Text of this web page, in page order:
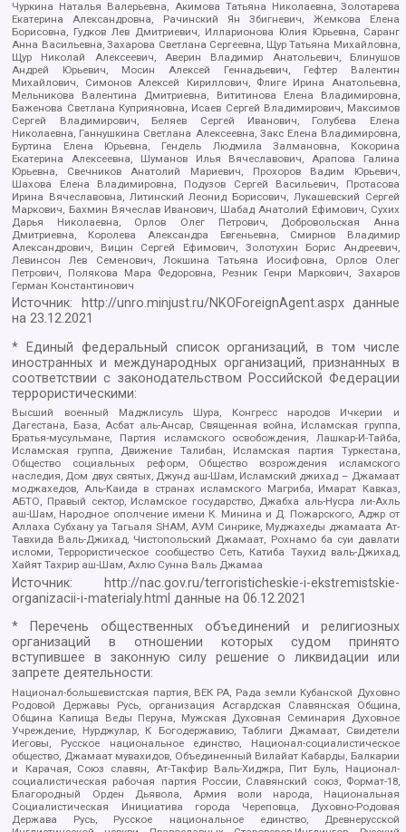
Чуркина Наталья Валерьевна, Акимова Татьяна Николаевна, Золотарева
Екатерина Александровна, Рачинский Ян Збигневич, Жемкова Елена
Борисовна, Гудков Лев Дмитриевич, Илларионова Юлия Юрьевна, Саранг
Анна Васильевна, Захарова Светлана Сергеевна, Щур Татьяна Михайловна,
Щур Николай Алексеевич, Аверин Владимир Анатольевич, Блинушов
Андрей Юрьевич, Мосин Алексей Геннадьевич, Гефтер Валентин
Михайлович, Симонов Алексей Кириллович, Флиге Ирина Анатольевна,
Мельникова Валентина Дмитриевна, Вититинова Елена Владимировна,
Баженова Светлана Куприяновна, Исаев Сергей Владимирович, Максимов
Сергей Владимирович, Беляев Сергей Иванович, Голубева Елена
Николаевна, Ганнушкина Светлана Алексеевна, Закс Елена Владимировна,
Буртина Елена Юрьевна, Гендель Людмила Залмановна, Кокорина
Екатерина Алексеевна, Шуманов Илья Вячеславович, Арапова Галина
Юрьевна, Свечников Анатолий Мариевич, Прохоров Вадим Юрьевич,
Шахова Елена Владимировна, Подузов Сергей Васильевич, Протасова
Ирина Вячеславовна, Литинский Леонид Борисович, Лукашевский Сергей
Маркович, Бахмин Вячеслав Иванович, Шабад Анатолий Ефимович, Сухих
Дарья Николаевна, Орлов Олег Петрович, Добровольская Анна
Дмитриевна, Королева Александра Евгеньевна, Смирнов Владимир
Александрович, Вицин Сергей Ефимович, Золотухин Борис Андреевич,
Левинсон Лев Семенович, Локшина Татьяна Иосифовна, Орлов Олег
Петрович, Полякова Мара Федоровна, Резник Генри Маркович, Захаров
Герман Константинович
Источник: http://unro.minjust.ru/NKOForeignAgent.aspxданные
на23.12.2021
* Единый федеральный список организаций, в том числе
иностранных и международных организаций, признанных в
соответствии с законодательством Российской Федерации
террористическими:
Высший военный Маджлисуль Шура, Конгресс народов Ичкерии и
Дагестана, База, Асбат аль-Ансар, Священная война, Исламская группа,
Братья-мусульмане, Партия исламского освобождения, Лашкар-И-Тайба,
Исламская группа, Движение Талибан, Исламская партия Туркестана,
Общество социальных реформ, Общество возрождения исламского
наследия, Дом двух святых, Джунд аш-Шам, Исламский джихад – Джамаат
моджахедов, Аль-Каида в странах исламского Магриба, Имарат Кавказ,
АБТО, Правый сектор, Исламское государство, Джабха аль-Нусра ли-Ахль
аш-Шам, Народное ополчение имени К. Минина и Д. Пожарского, Аджр от
Аллаха Субхану уа Тагьаля SHAM, АУМ Синрике, Муджахеды джамаата Ат-
Тавхида Валь-Джихад, Чистопольский Джамаат, Рохнамо ба суи давлати
исломи, Террористическое сообщество Сеть, Катиба Таухид валь-Джихад,
Хайят Тахрир аш-Шам, Ахлю Сунна Валь Джамаа
Источник:
http://nac.gov.ru/terroristicheskie-i-ekstremistskie-
organizacii-i-materialy.html данные на06.12.2021
* Перечень общественных объединений и религиозных
организаций в отношении которых судом принято
вступившее в законную силу решение о ликвидации или
запрете деятельности:
Национал-большевистская партия, ВЕК РА, Рада земли Кубанской Духовно
Родовой Державы Русь, организация Асгардская Славянская Община,
Община Капища Веды Перуна, Мужская Духовная Семинария Духовное
Учреждение, Нурджулар, К Богодержавию, Таблиги Джамаат, Свидетели
Иеговы, Русское национальное единство, Национал-социалистическое
общество, Джамаат мувахидов, Объединенный Вилайат Кабарды, Балкарии
и Карачая, Союз славян, Ат-Такфир Валь-Хиджра, Пит Буль, Национал-
социалистическая рабочая партия России, Славянский союз, Формат-18,
Благородный Орден Дьявола, Армия воли народа, Национальная
Социалистическая Инициатива города Череповца, Духовно-Родовая
Держава Русь, Русское национальное единство, Древнерусской